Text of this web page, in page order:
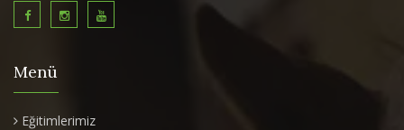
Menü
Eğitimlerimiz